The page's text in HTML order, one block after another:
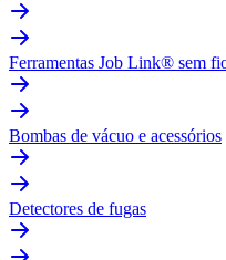
Ferramentas Job Link® sem
Bombas de vácuo e acessórios
Detectores de fugas